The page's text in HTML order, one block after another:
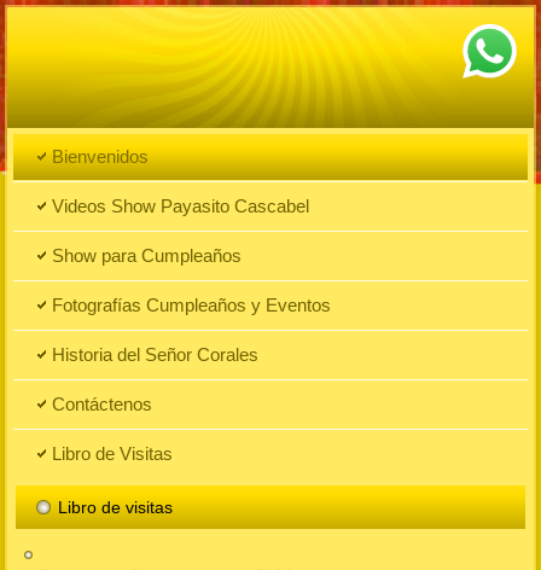
Bienvenidos
Videos Show Payasito Cascabel
Show para Cumpleaños
Fotografías Cumpleaños y Eventos
Historia del Señor Corales
Contáctenos
Libro de Visitas
Libro de visitas